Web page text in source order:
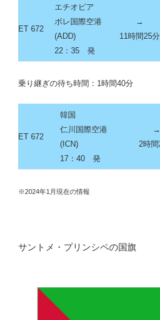
ET 672
エチオピア
ボレ国際空港
(ADD)
22：35 発
→
11時間25分
乗り継ぎの待ち時間：1時間40分
ET 672
韓国
仁川国際空港
( ICN)
17：40 発
→
2時間
※2024年1月現在の情報
サントメ・プリンシペの国旗